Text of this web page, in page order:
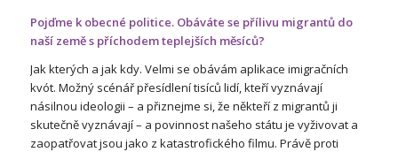
Pojďme k obecné politice. Obáváte se přílivu migrantů do
naší země s příchodem teplejších měsíců?
Jak kterých a jak kdy. Velmi se obávám aplikace imigračních
kvót. Možný scénář přesídlení tisíců lidí, kteří vyznávají
násilnou ideologii – a přiznejme si, že někteří z migrantů ji
skutečně vyznávají – a povinnost našeho státu je vyživovat a
zaopatřovat jsou jako z katastrofického filmu. Právě proti